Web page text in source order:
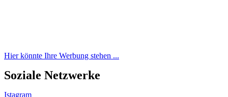
Hier könnte Ihre Werbung stehen ...
Soziale Netzwerke
Istagram